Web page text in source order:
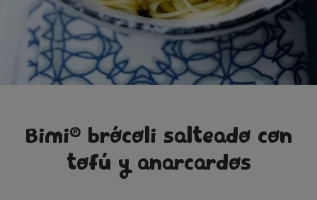
Bimi®brócoli salteado con
tofú y anarcardos